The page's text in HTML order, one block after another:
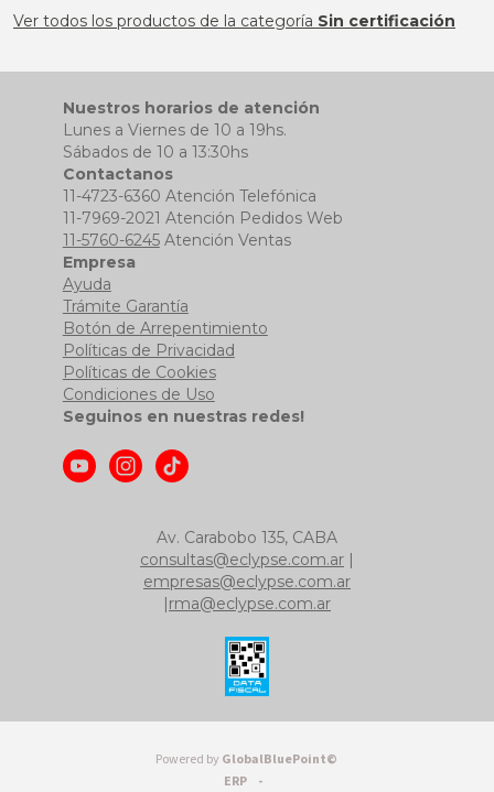
Ver todos los productos de la categoría Sin certificación
Nuestros horarios de atención
Lunes a Viernes de 10 a 19hs.
Sábados de 10 a 13:30hs
Contactanos
11-4723-6360 Atención Telefónica
11-7969-2021 Atención Pedidos Web
11-5760-6245Atención Ventas
Empresa
Ayuda
Trámite Garantía
Botón de Arrepentimiento
Políticas de Privacidad
Políticas de Cookies
Condiciones de Uso
Seguinos en nuestras redes!
Av. Carabobo 135, CABA
consultas@eclypse.com.ar |
empresas@eclypse.com.ar
|rma@eclypse.com.ar
Powered by GlobalBluePoint©
ERP -